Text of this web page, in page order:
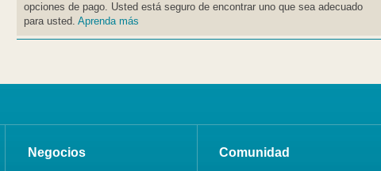
opciones de pago. Usted está seguro de encontrar uno que sea adecuado
para usted.Aprenda más
Negocios Comunidad